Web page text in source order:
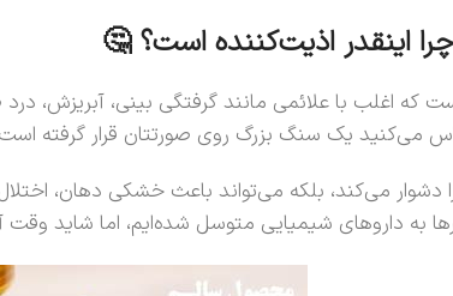
اینقدر اذیت‌کننده است؟ 🤔
که اغلب با علائمی مانند گرفتگی بینی،
می‌کنید یک سنگ بزرگ روی صورتتان قرار گرفته
دشوار می‌کند، بلکه می‌تواند باعث خشکی دهان،
به داروهای شیمیایی متوسل شده‌ایم، اما شاید